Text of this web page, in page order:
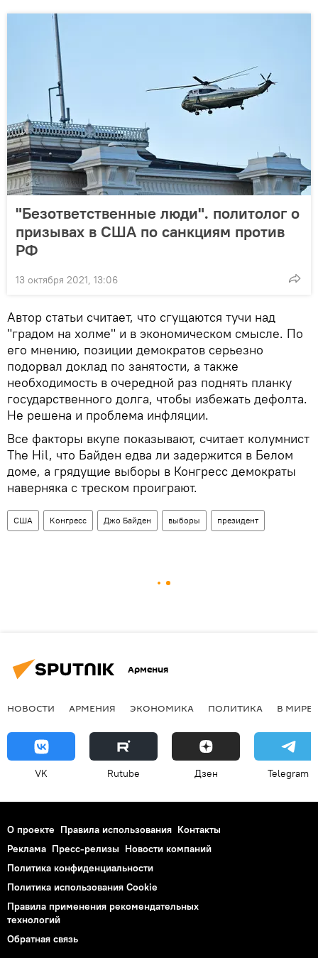
"Безответственные люди". политолог о
призывах в США по санкциям против
РФ
13 октября 2021, 13:06
Автор статьи считает, что сгущаются тучи над
"градом на холме" и в экономическом смысле. По
его мнению, позиции демократов серьезно
подорвал доклад по занятости, а также
необходимость в очередной раз поднять планку
государственного долга, чтобы избежать дефолта.
Не решена и проблема инфляции.
Все факторы вкупе показывают, считает колумнист
The Hil, что Байден едва ли задержится в Белом
доме, а грядущие выборы в Конгресс демократы
наверняка с треском проиграют.
США Конгресс Джо Байден выборы президент
Армения
НОВОСТИ АРМЕНИЯ ЭКОНОМИКА ПОЛИТИКА В МИРЕ
VK Rutube Дзен Telegram
О проекте Правила использования Контакты
Реклама Пресс-релизы Новости компаний
Политика конфиденциальности
Политика использования Cookie
Правила применения рекомендательных
технологий
Обратная связь